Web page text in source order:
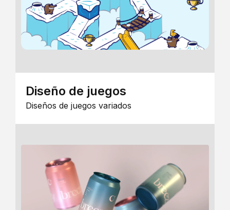
Diseño de juegos
Diseños de juegos variados